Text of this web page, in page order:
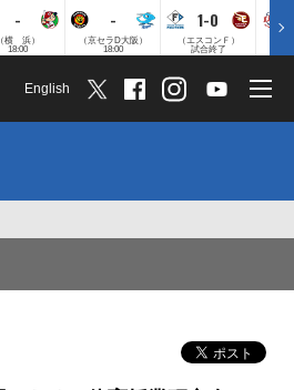
-
（横 浜）
18:00
-
（京セラD大阪）
18:00
1-0
（エスコンＦ）
試合終了
English